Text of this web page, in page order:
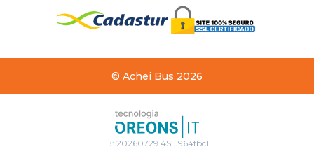
© Achei Bus 2026
B: 20260729.4S: 1964fbc1